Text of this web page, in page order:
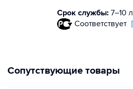
Срок службы: 7–10
Соответствует
Сопутствующие товары